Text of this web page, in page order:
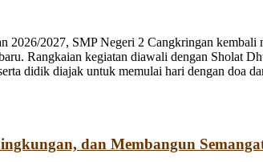
2027, SMP Negeri 2 Cangkringan kembali
Rangkaian kegiatan diawali dengan Sholat
didik diajak untuk memulai hari dengan doa
dan Membangun